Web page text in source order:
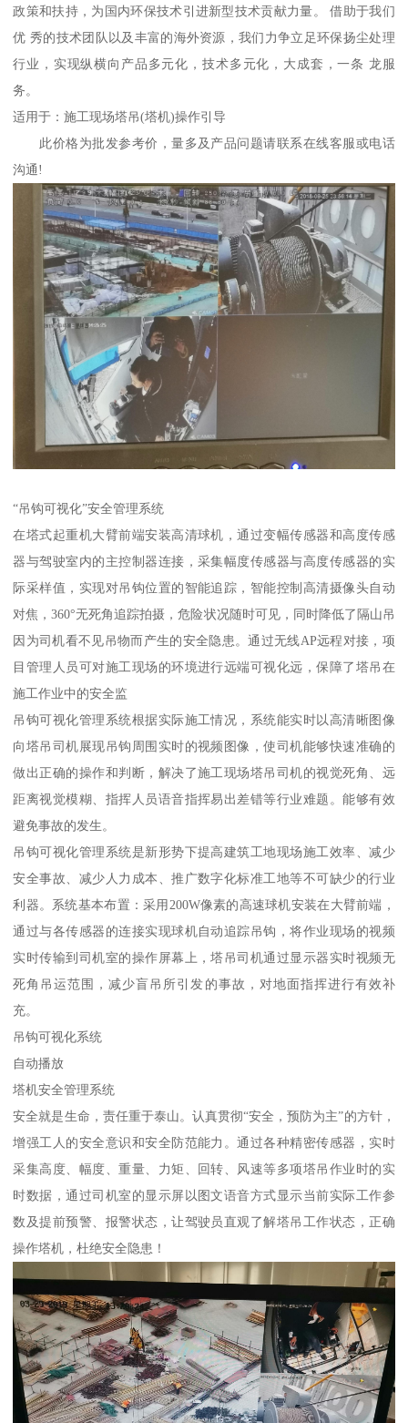
政策和扶持，为国内环保技术引进新型技术贡献力量。 借助于我们
优 秀的技术团队以及丰富的海外资源，我们力争立足环保扬尘处理
行业，实现纵横向产品多元化，技术多元化，大成套，一条 龙服
务。
适用于：施工现场塔吊(塔机)操作引导
此价格为批发参考价，量多及产品问题请联系在线客服或电话
沟通!
“吊钩可视化”安全管理系统
在塔式起重机大臂前端安装高清球机，通过变幅传感器和高度传感
器与驾驶室内的主控制器连接，采集幅度传感器与高度传感器的实
际采样值，实现对吊钩位置的智能追踪，智能控制高清摄像头自动
对焦，360°无死角追踪拍摄，危险状况随时可见，同时降低了隔山吊
因为司机看不见吊物而产生的安全隐患。通过无线AP远程对接，项
目管理人员可对施工现场的环境进行远端可视化远，保障了塔吊在
施工作业中的安全监
吊钩可视化管理系统根据实际施工情况，系统能实时以高清晰图像
向塔吊司机展现吊钩周围实时的视频图像，使司机能够快速准确的
做出正确的操作和判断，解决了施工现场塔吊司机的视觉死角、远
距离视觉模糊、指挥人员语音指挥易出差错等行业难题。能够有效
避免事故的发生。
吊钩可视化管理系统是新形势下提高建筑工地现场施工效率、减少
安全事故、减少人力成本、推广数字化标准工地等不可缺少的行业
利器。系统基本布置：采用200W像素的高速球机安装在大臂前端，
通过与各传感器的连接实现球机自动追踪吊钩，将作业现场的视频
实时传输到司机室的操作屏幕上，塔吊司机通过显示器实时视频无
死角吊运范围，减少盲吊所引发的事故，对地面指挥进行有效补
充。
吊钩可视化系统
自动播放
塔机安全管理系统
安全就是生命，责任重于泰山。认真贯彻“安全，预防为主”的方针，
增强工人的安全意识和安全防范能力。通过各种精密传感器，实时
采集高度、幅度、重量、力矩、回转、风速等多项塔吊作业时的实
时数据，通过司机室的显示屏以图文语音方式显示当前实际工作参
数及提前预警、报警状态，让驾驶员直观了解塔吊工作状态，正确
操作塔机，杜绝安全隐患！